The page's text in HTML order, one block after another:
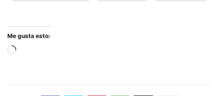
Me gusta esto:
Cargando...